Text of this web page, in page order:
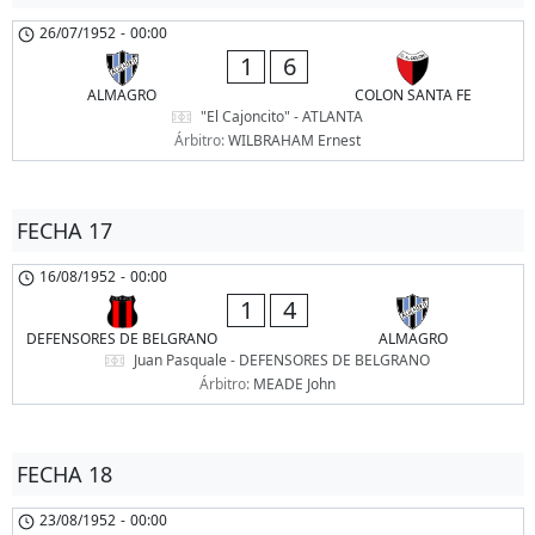
26/07/1952 - 00:00
ALMAGRO
1 6
COLON SANTA FE
"El Cajoncito" - ATLANTA
Árbitro:WILBRAHAM Ernest
FECHA 17
16/08/1952 - 00:00
DEFENSORES DE BELGRANO
1 4
ALMAGRO
Juan Pasquale - DEFENSORES DE BELGRANO
Árbitro: MEADE John
FECHA 18
23/08/1952 - 00:00